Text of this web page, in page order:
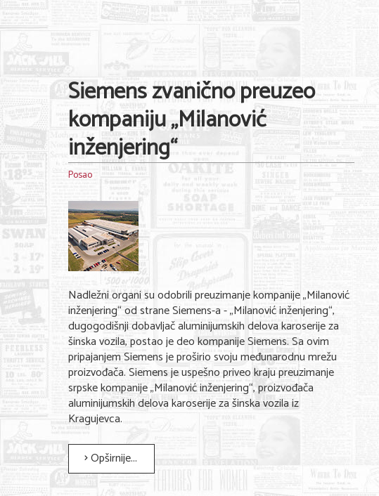
Siemens zvanično preuzeo
kompaniju „Milanović
inženjering“
Posao
Nadležni organi su odobrili preuzimanje kompanije „Milanović
inženjering“ od strane Siemens-a - „Milanović inženjering“,
dugogodišnji dobavljač aluminijumskih delova karoserije za
šinska vozila, postao je deo kompanije Siemens. Sa ovim
pripajanjem Siemens je proširio svoju međunarodnu mrežu
proizvođača. Siemens je uspešno priveo kraju preuzimanje
srpske kompanije „Milanović inženjering“, proizvođača
aluminijumskih delova karoserije za šinska vozila iz
Kragujevca.
Opširnije...